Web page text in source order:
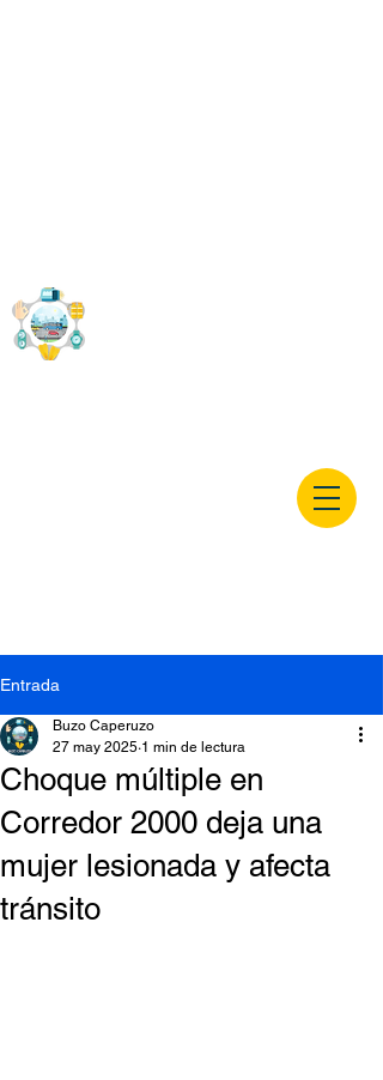
Entrada
Choque múltiple en
Corredor 2000 deja una
mujer lesionada y afecta
tránsito
Buzo Caperuzo
27 may 2025 1 min de lectura